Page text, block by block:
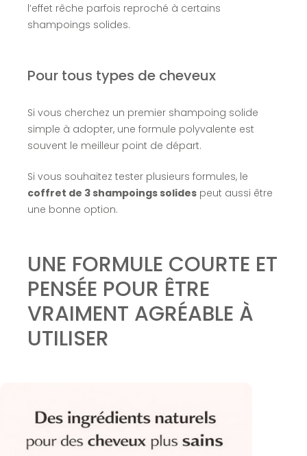
l’effet rêche parfois reproché à certains
shampoings solides.
Pour tous types de cheveux
Si vous cherchez un premier shampoing solide
simple à adopter, une formule polyvalente est
souvent le meilleur point de départ.
Si vous souhaitez tester plusieurs formules, le
coffret de 3 shampoings solidespeut aussi être
une bonne option.
UNE FORMULE COURTE ET
PENSÉE POUR ÊTRE
VRAIMENT AGRÉABLE À
UTILISER